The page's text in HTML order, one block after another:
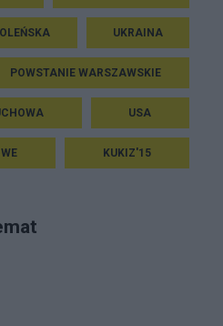
UKRAINA
POWSTANIE WARSZAWSKIE
USA
KUKIZ'15